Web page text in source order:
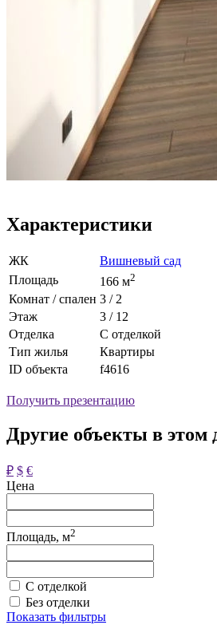
Характеристики
ЖК
Вишневый сад
Площадь
166 м2
Комнат / спален 3 / 2
Этаж
3 / 12
Отделка
С отделкой
Тип жилья
Квартиры
ID объекта
f4616
Получить презентацию
Другие объекты в этом
₽ $ €
Цена
Площадь, м2
С отделкой
Без отделки
Показать фильтры